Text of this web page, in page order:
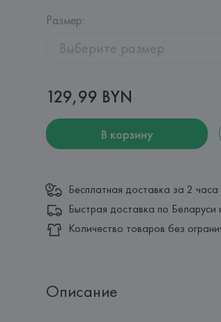
Размер:
Выберите размер
129,99 BYN
В корзину
Бесплатная доставка за 2
Быстрая доставка по Беларуси
Количество товаров без
Описание